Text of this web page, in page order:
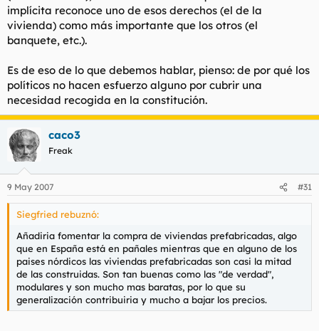
implícita reconoce uno de esos derechos (el de la
vivienda) como más importante que los otros (el
banquete, etc.).
Es de eso de lo que debemos hablar, pienso: de por qué los
políticos no hacen esfuerzo alguno por cubrir una
necesidad recogida en la constitución.
caco3
Freak
9 May 2007 #31
Siegfried rebuznó:
Añadiria fomentar la compra de viviendas prefabricadas, algo
que en España está en pañales mientras que en alguno de los
paises nórdicos las viviendas prefabricadas son casi la mitad
de las construidas. Son tan buenas como las "de verdad",
modulares y son mucho mas baratas, por lo que su
generalización contribuiria y mucho a bajar los precios.